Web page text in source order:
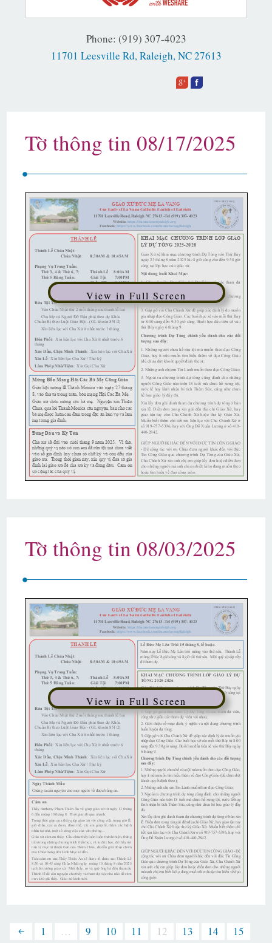
Phone: (919) 307-4023
11701 Leesville Rd, Raleigh, NC 27613
Tờ thông tin 08/17/2025
View in Full Screen
Tờ thông tin 08/03/2025
View in Full Screen
1 … 9 10 11 12 13 14 15